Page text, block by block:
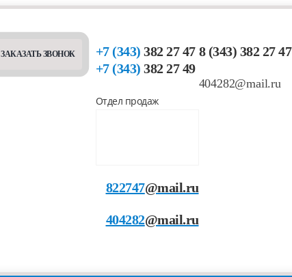
ЗАКАЗАТЬ ЗВОНОК +7 (343) 382 27 47
+7 (343) 382 27 49
Отдел продаж
822747@mail.ru
404282@mail.ru
8 (343) 382 27 47
404282@mail.ru